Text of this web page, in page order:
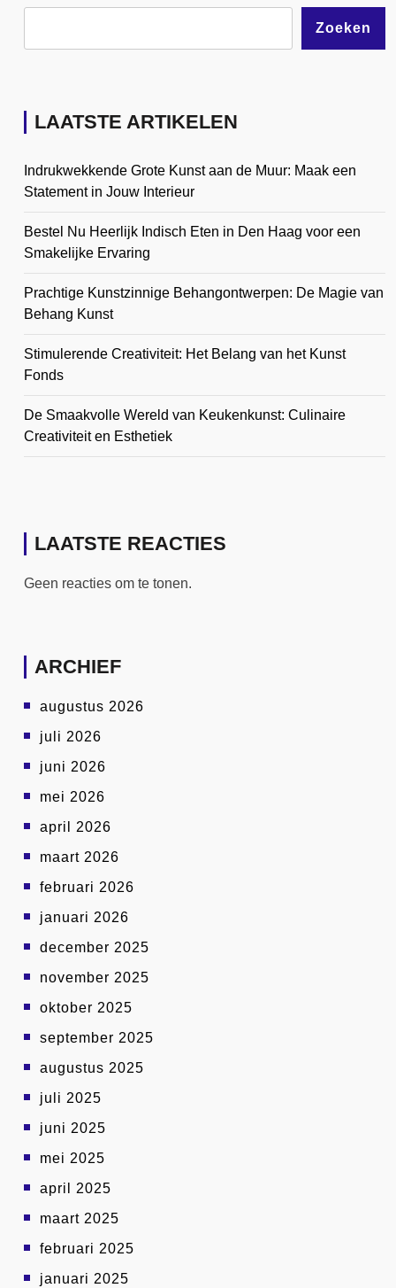
Zoeken
LAATSTE ARTIKELEN
Indrukwekkende Grote Kunst aan de Muur: Maak een
Statement in Jouw Interieur
Bestel Nu Heerlijk Indisch Eten in Den Haag voor een
Smakelijke Ervaring
Prachtige Kunstzinnige Behangontwerpen: De Magie van
Behang Kunst
Stimulerende Creativiteit: Het Belang van het Kunst
Fonds
De Smaakvolle Wereld van Keukenkunst: Culinaire
Creativiteit en Esthetiek
LAATSTE REACTIES
Geen reacties om te tonen.
ARCHIEF
augustus 2026
juli 2026
juni 2026
mei 2026
april 2026
maart 2026
februari 2026
januari 2026
december 2025
november 2025
oktober 2025
september 2025
augustus 2025
juli 2025
juni 2025
mei 2025
april 2025
maart 2025
februari 2025
januari 2025